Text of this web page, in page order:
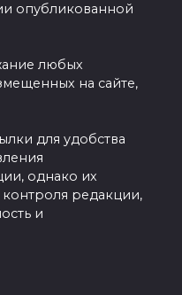
опубликованной
любых
на сайте,
для удобства
однако их
редакции,
и